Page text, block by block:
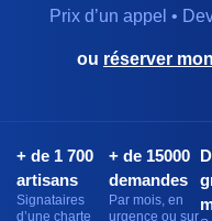
Prix d’un appel •
ou réserver
+ de 1 700
artisans
Signataires
d’une charte
+ de 15000
demandes
Par mois, en
urgence ou sur